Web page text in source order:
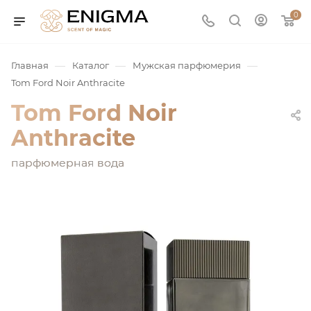
0
Главная — Каталог — Мужская парфюмерия —
Tom Ford Noir Anthracite
Tom Ford Noir
Anthracite
парфюмерная вода